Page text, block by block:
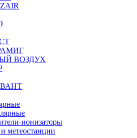
ВОЗДУХ
ионизаторы
метеостанции